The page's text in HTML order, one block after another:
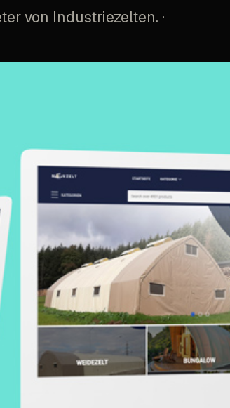
von Industriezelten. ·